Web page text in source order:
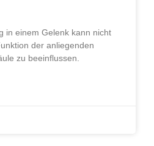
in einem Gelenk kann nicht
der anliegenden
zu beeinflussen.